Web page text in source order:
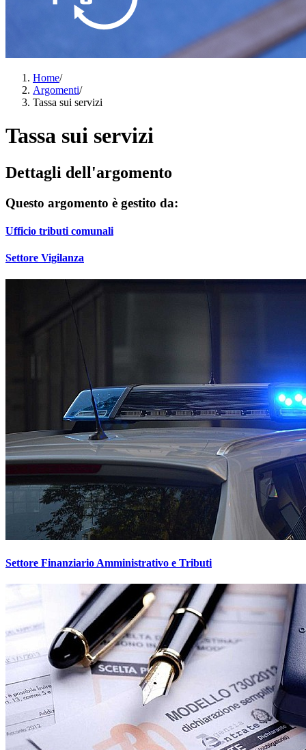
Home/
Argomenti/
Tassa sui servizi
Tassa sui servizi
Dettagli dell'argomento
Questo argomento è gestito da:
Ufficio tributi comunali
Settore Vigilanza
Settore Finanziario Amministrativo e Tributi